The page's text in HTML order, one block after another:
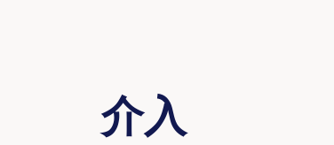
介入